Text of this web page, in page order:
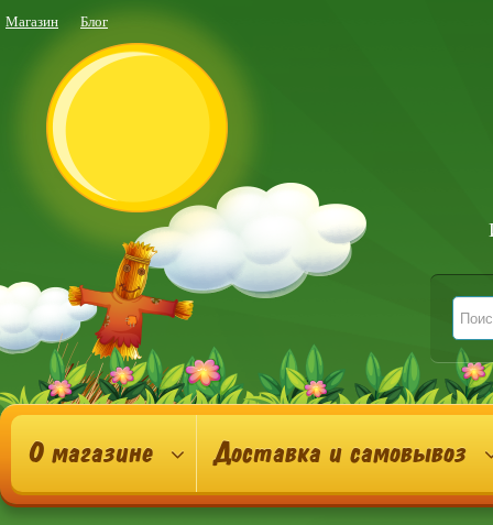
Магазин Блог
О магазине Доставка и самовывоз